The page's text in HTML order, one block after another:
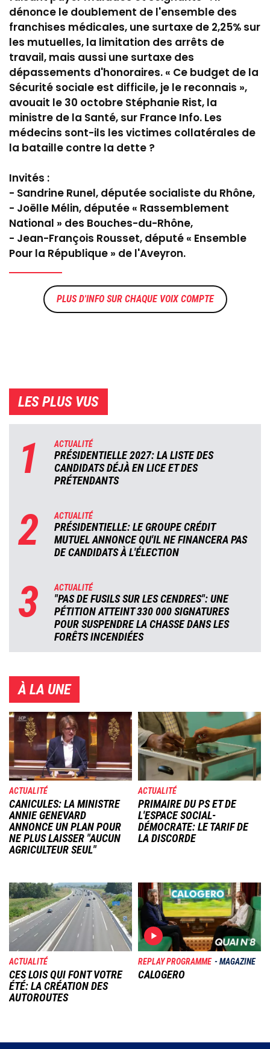
dénonce le doublement de l'ensemble des
franchises médicales, une surtaxe de 2,25% sur
les mutuelles, la limitation des arrêts de
travail, mais aussi une surtaxe des
dépassements d'honoraires. « Ce budget de la
Sécurité sociale est difficile, je le reconnais »,
avouait le 30 octobre Stéphanie Rist, la
ministre de la Santé, sur France Info. Les
médecins sont-ils les victimes collatérales de
la bataille contre la dette ?
Invités :
- Sandrine Runel, députée socialiste du Rhône,
- Joëlle Mélin, députée « Rassemblement
National » des Bouches-du-Rhône,
- Jean-François Rousset, député « Ensemble
Pour la République » de l'Aveyron.
CHAQUE VOIX COMPTE
LES PLUS VUS
1 ACTUALITÉ
PRÉSIDENTIELLE 2027: LA LISTE DES
CANDIDATS DÉJÀ EN LICE ET DES
PRÉTENDANTS
2 ACTUALITÉ
PRÉSIDENTIELLE: LE GROUPE CRÉDIT
MUTUEL ANNONCE QU'IL NE FINANCERA PAS
DE CANDIDATS À L'ÉLECTION
3 ACTUALITÉ
"PAS DE FUSILS SUR LES CENDRES": UNE
PÉTITION ATTEINT 330 000 SIGNATURES
POUR SUSPENDRE LA CHASSE DANS LES
FORÊTS INCENDIÉES
À LA UNE
Image
ACTUALITÉ
CANICULES: LA MINISTRE
ANNIE GENEVARD
ANNONCE UN PLAN POUR
NE PLUS LAISSER "AUCUN
AGRICULTEUR SEUL"
Image
ACTUALITÉ
PRIMAIRE DU PS ET DE
L'ESPACE SOCIAL-
DÉMOCRATE: LE TARIF DE
LA DISCORDE
Image
ACTUALITÉ
CES LOIS QUI FONT VOTRE
ÉTÉ: LA CRÉATION DES
AUTOROUTES
Image
REPLAY PROGRAMME MAGAZINE
CALOGERO